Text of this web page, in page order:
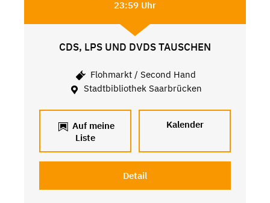
23:59 Uhr
CDS, LPS UND DVDS TAUSCHEN
Flohmarkt / Second Hand
Stadtbibliothek Saarbrücken
Auf meine
Liste
Kalender
Detail